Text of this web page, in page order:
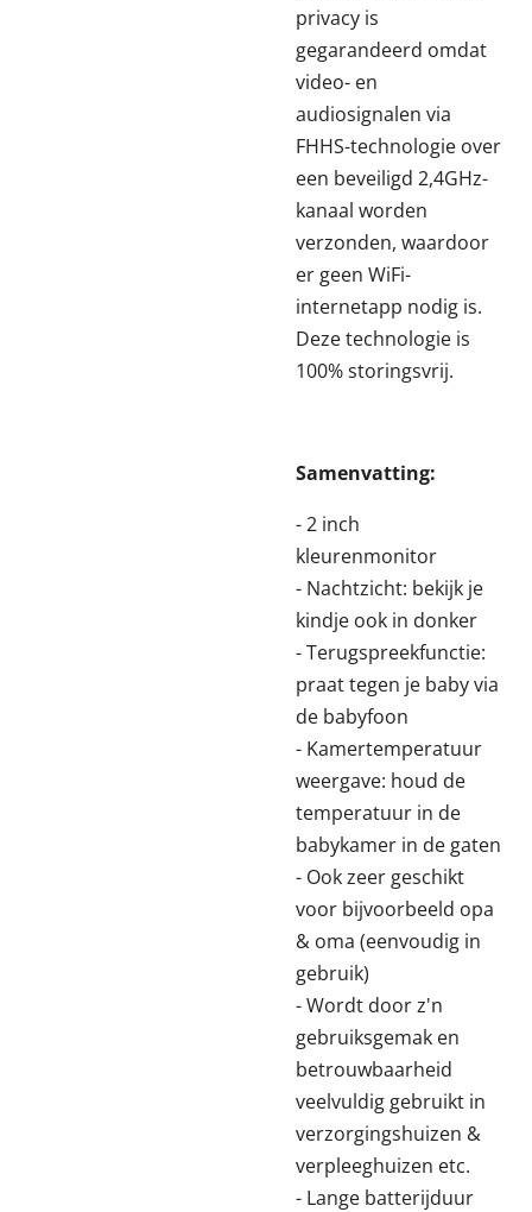
privacy is
gegarandeerd omdat
video- en
audiosignalen via
FHHS-technologie over
een beveiligd 2,4GHz-
kanaal worden
verzonden, waardoor
er geen WiFi-
internetapp nodig is.
Deze technologie is
100% storingsvrij.
Samenvatting:
- 2 inch
kleurenmonitor
- Nachtzicht: bekijk je
kindje ook in donker
- Terugspreekfunctie:
praat tegen je baby via
de babyfoon
- Kamertemperatuur
weergave: houd de
temperatuur in de
babykamer in de gaten
- Ook zeer geschikt
voor bijvoorbeeld opa
& oma (eenvoudig in
gebruik)
- Wordt door z'n
gebruiksgemak en
betrouwbaarheid
veelvuldig gebruikt in
verzorgingshuizen &
verpleeghuizen etc.
- Lange batterijduur